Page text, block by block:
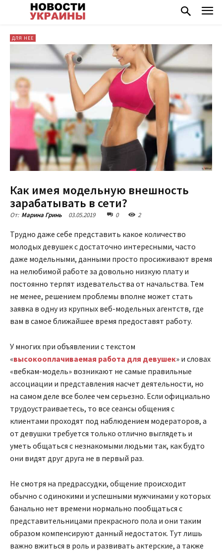
ДЛЯ НЕЕ
Как имея модельную внешность
зарабатывать в сети?
От: Марина Гринь 03.05.2019 0 2
Трудно даже себе представить какое количество
молодых девушек с достаточно интересными, часто
даже модельными, данными просто просиживают время
на нелюбимой работе за довольно низкую плату и
постоянно терпят издевательства от начальства. Тем
не менее, решением проблемы вполне может стать
заявка в одну из крупных веб-модельных агентств, где
вам в самое ближайшее время предоставят работу.
У многих при объявлении с текстом
«высокооплачиваемая работа для девушек» и словах
«вебкам-модель» возникают не самые правильные
ассоциации и представления насчет деятельности, но
на самом деле все более чем серьезно. Если официально
трудоустраиваетесь, то все сеансы общения с
клиентами проходят под наблюдением модераторов, а
от девушки требуется только отлично выглядеть и
уметь общаться с незнакомыми людьми так, как будто
они видят друг друга не в первый раз.
Не смотря на предрассудки, общение происходит
обычно с одинокими и успешными мужчинами у которых
банально нет времени нормально пообщаться с
представительницами прекрасного пола и они таким
образом компенсируют данный недостаток. Тут лишь
важно вжиться в роль и развивать актерские, а также